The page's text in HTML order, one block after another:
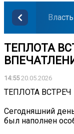
Власть
ТЕПЛОТА
14:5520.05.2026
ТЕПЛОТА
Сегодняшний
был наполнен